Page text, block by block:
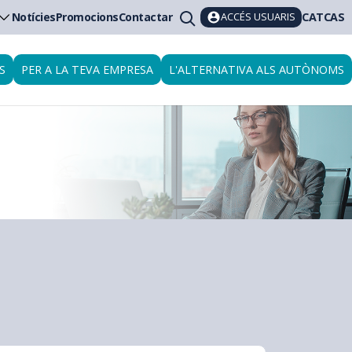
NotíciesPromocionsContactar ACCÉS USUARIS CATCAS
PER A LA TEVA EMPRESA L'ALTERNATIVA ALS AUTÒNOMS